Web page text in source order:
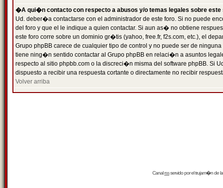
�A qui�n contacto con respecto a abusos y/o temas legales sobre este
Ud. deber�a contactarse con el administrador de este foro. Si no puede
del foro y que el le indique a quien contactar. Si aun as� no obtiene
este foro corre sobre un dominio gr�tis (yahoo, free.fr, f2s.com, etc.), el
Grupo phpBB carece de cualquier tipo de control y no puede ser de
tiene ning�n sentido contactar al Grupo phpBB en relaci�n a asuntos
respecto al sitio phpbb.com o la discreci�n misma del software phpBB. Si
dispuesto a recibir una respuesta cortante o directamente no recibir
Volver arriba
Canalrssservido por eltrujam�nde